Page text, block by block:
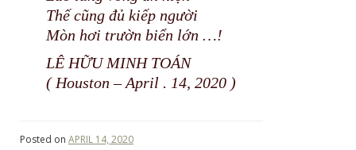
Thế cũng đủ kiếp người
Mòn hơi trườn biển lớn …!
LÊ HỮU MINH TOÁN
( Houston – April . 14, 2020 )
Posted on APRIL 14, 2020